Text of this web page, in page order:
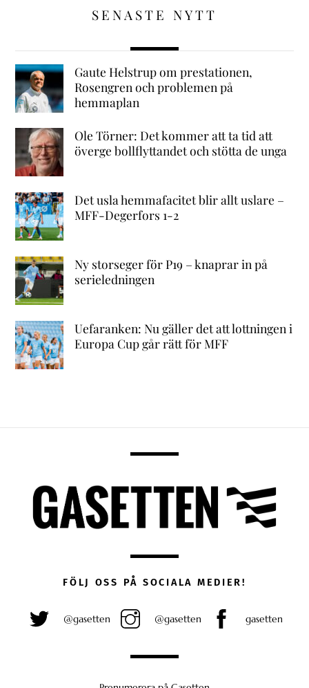
SENASTE NYTT
Gaute Helstrup om prestationen,
Rosengren och problemen på
hemmaplan
Ole Törner: Det kommer att ta tid att
överge bollflyttandet och stötta de unga
Det usla hemmafacitet blir allt uslare –
MFF-Degerfors 1-2
Ny storseger för P19 – knaprar in på
serieledningen
Uefaranken: Nu gäller det att lottningen i
Europa Cup går rätt för MFF
FÖLJ OSS PÅ SOCIALA MEDIER!
@gasetten @gasetten gasetten